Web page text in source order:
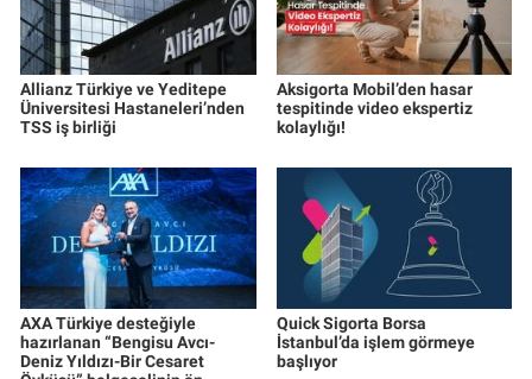
Allianz Türkiye ve Yeditepe
Üniversitesi Hastaneleri’nden
TSS iş birliği
Aksigorta Mobil’den hasar
tespitinde video ekspertiz
kolaylığı!
AXA Türkiye desteğiyle
hazırlanan “Bengisu Avcı-
Deniz Yıldızı-Bir Cesaret
Quick Sigorta Borsa
İstanbul’da işlem görmeye
başlıyor